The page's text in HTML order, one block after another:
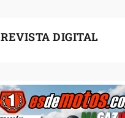
REVISTA DIGITAL